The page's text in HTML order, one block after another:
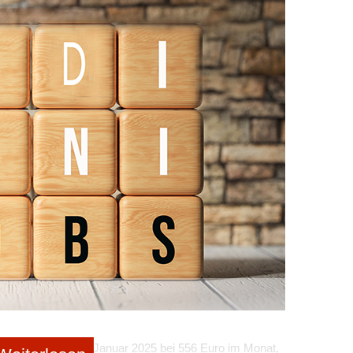
Ein konsequentes Vorgehen gegen
Im Übrigen verfällt eine Marke, wenn sie innerhalb
mittlerweile recht nutzerfreundlich und bieten einen
Wer sich auskennt, kann diesen Weg beschreiten.
Markenrecht ein sehr spezielles und komplexes
lauern, die mit erheblichen finanziellen Risiken
Gründer*innen von Onlineshops unbedingt erwägen,
Die Vereinbarung eines Pauschalpreises ist dabei
ist Rechtsanwalt für Urheber- und Medienrecht
mit der komplexen Thematik für Unternehmen im E-
seit dem 1. Januar 2025 bei 556 Euro im Monat,